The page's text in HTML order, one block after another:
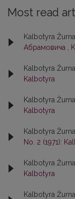
Most read
Kalbotyra
Абрамовича
Kalbotyra
Kalbotyra
Kalbotyra
Kalbotyra
Kalbotyra
No. 2 (1971):
Kalbotyra
Kalbotyra
Kalbotyra